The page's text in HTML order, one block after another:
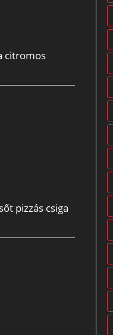
citromos
pizzás csiga